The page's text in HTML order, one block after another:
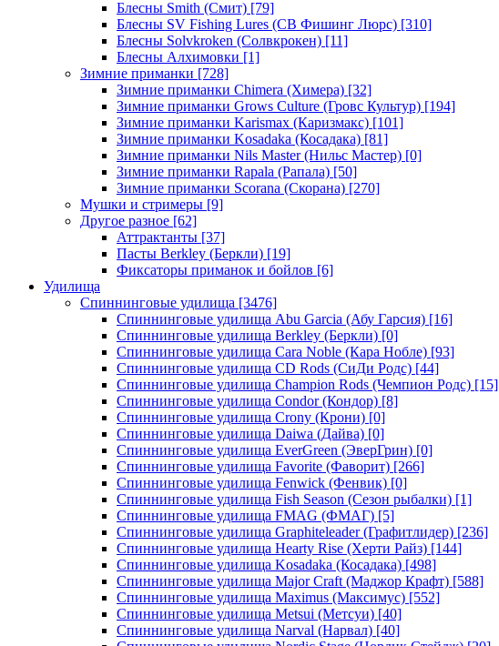
Блесны Smith (Смит) [79]
Блесны SV Fishing Lures (СВ Фишинг Люрс) [310]
Блесны Solvkroken (Солвкрокен) [11]
Блесны Алхимовки [1]
Зимние приманки [728]
Зимние приманки Chimera (Химера) [32]
Зимние приманки Grows Culture (Гровс Культур) [194]
Зимние приманки Karismax (Каризмакс) [101]
Зимние приманки Kosadaka (Косадака) [81]
Зимние приманки Nils Master (Нильс Мастер) [0]
Зимние приманки Rapala (Рапала) [50]
Зимние приманки Scorana (Скорана) [270]
Мушки и стримеры [9]
Другое разное [62]
Аттрактанты [37]
Пасты Berkley (Беркли) [19]
Фиксаторы приманок и бойлов [6]
Удилища
Спиннинговые удилища [3476]
Спиннинговые удилища Abu Garcia (Абу Гарсия) [16]
Спиннинговые удилища Berkley (Беркли) [0]
Спиннинговые удилища Cara Noble (Кара Нобле) [93]
Спиннинговые удилища CD Rods (СиДи Родс) [44]
Спиннинговые удилища Champion Rods (Чемпион Родс) [15]
Спиннинговые удилища Condor (Кондор) [8]
Спиннинговые удилища Crony (Крони) [0]
Спиннинговые удилища Daiwa (Дайва) [0]
Спиннинговые удилища EverGreen (ЭверГрин) [0]
Спиннинговые удилища Favorite (Фаворит) [266]
Спиннинговые удилища Fenwick (Фенвик) [0]
Спиннинговые удилища Fish Season (Сезон рыбалки) [1]
Спиннинговые удилища FMAG (ФМАГ) [5]
Спиннинговые удилища Graphiteleader (Графитлидер) [236]
Спиннинговые удилища Hearty Rise (Херти Райз) [144]
Спиннинговые удилища Kosadaka (Косадака) [498]
Спиннинговые удилища Major Craft (Маджор Крафт) [588]
Спиннинговые удилища Maximus (Максимус) [552]
Спиннинговые удилища Metsui (Метсуи) [40]
Спиннинговые удилища Narval (Нарвал) [40]